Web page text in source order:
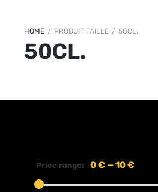
HOME / PRODUIT TAILLE / 50CL.
50CL.
Price range: 0 € —10 €